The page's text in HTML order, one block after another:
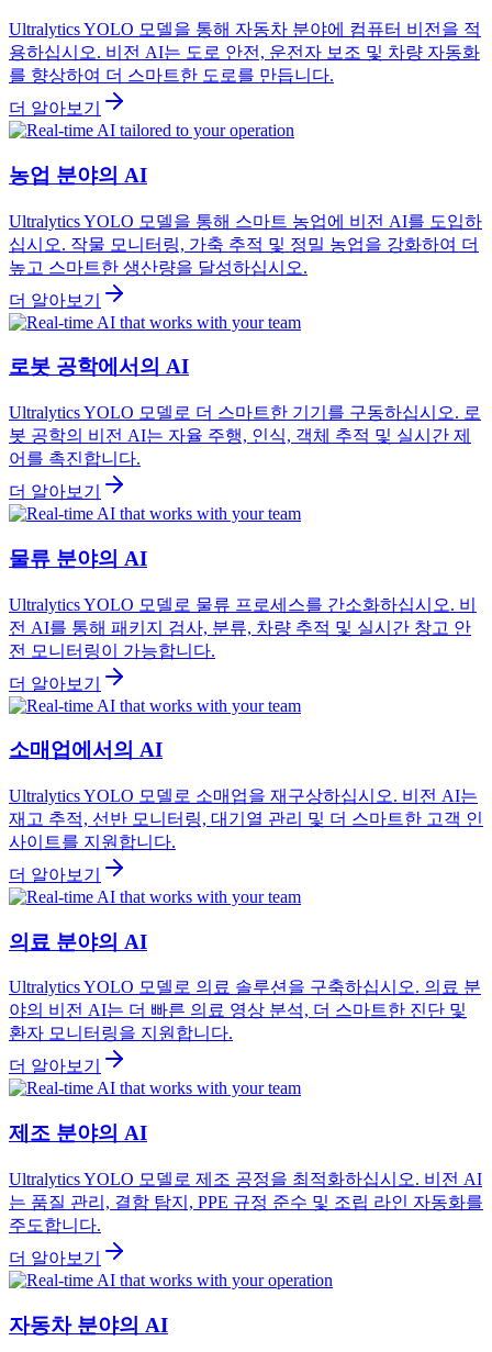
Ultralytics YOLO 모델을 통해 자동차 분야에 컴퓨터 비전을 적
용하십시오. 비전 AI는 도로 안전, 운전자 보조 및 차량 자동화
를 향상하여 더 스마트한 도로를 만듭니다.
더 알아보기
농업 분야의 AI
Ultralytics YOLO 모델을 통해 스마트 농업에 비전 AI를 도입하
십시오. 작물 모니터링, 가축 추적 및 정밀 농업을 강화하여 더
높고 스마트한 생산량을 달성하십시오.
더 알아보기
로봇 공학에서의 AI
Ultralytics YOLO 모델로 더 스마트한 기기를 구동하십시오. 로
봇 공학의 비전 AI는 자율 주행, 인식, 객체 추적 및 실시간 제
어를 촉진합니다.
더 알아보기
물류 분야의 AI
Ultralytics YOLO 모델로 물류 프로세스를 간소화하십시오. 비
전 AI를 통해 패키지 검사, 분류, 차량 추적 및 실시간 창고 안
전 모니터링이 가능합니다.
더 알아보기
소매업에서의 AI
Ultralytics YOLO 모델로 소매업을 재구상하십시오. 비전 AI는
재고 추적, 선반 모니터링, 대기열 관리 및 더 스마트한 고객 인
사이트를 지원합니다.
더 알아보기
의료 분야의 AI
Ultralytics YOLO 모델로 의료 솔루션을 구축하십시오. 의료 분
야의 비전 AI는 더 빠른 의료 영상 분석, 더 스마트한 진단 및
환자 모니터링을 지원합니다.
더 알아보기
제조 분야의 AI
Ultralytics YOLO 모델로 제조 공정을 최적화하십시오. 비전 AI
는 품질 관리, 결함 탐지, PPE 규정 준수 및 조립 라인 자동화를
주도합니다.
더 알아보기
자동차 분야의 AI